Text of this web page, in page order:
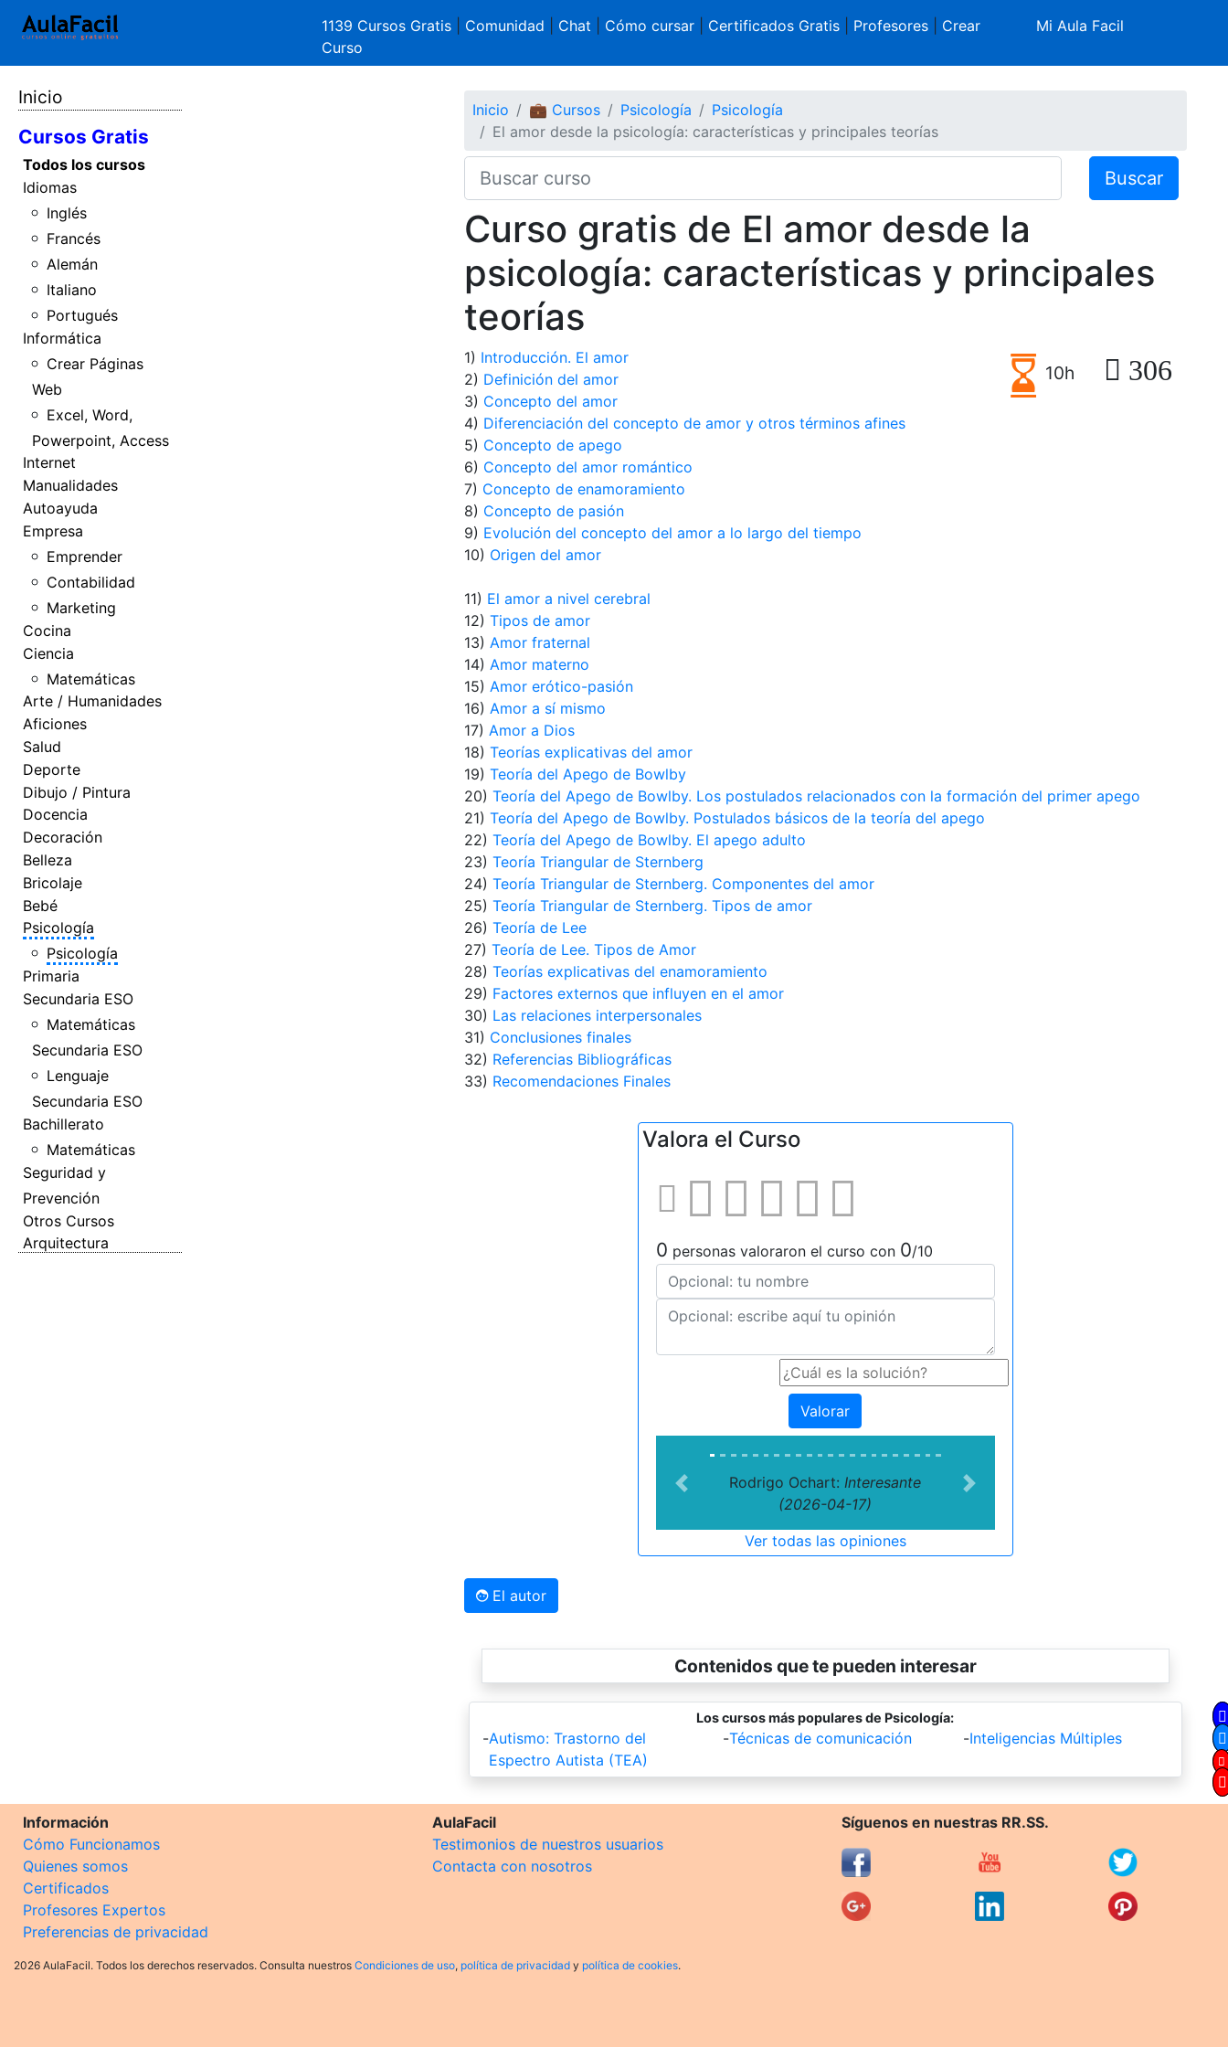
1139 Cursos Gratis Comunidad Chat Cómo cursar| Certificados Gratis| Profesores| Crear
Curso
Mi Aula Facil
Inicio
Cursos Gratis
Todos los cursos
Idiomas
Inglés
Francés
Alemán
Italiano
Portugués
Informática
Crear Páginas
Web
Excel, Word,
Powerpoint, Access
Internet
Manualidades
Autoayuda
Empresa
Emprender
Contabilidad
Marketing
Cocina
Ciencia
Matemáticas
Arte / Humanidades
Aficiones
Salud
Deporte
Dibujo / Pintura
Docencia
Decoración
Belleza
Bricolaje
Bebé
Psicología
Psicología
Primaria
Secundaria ESO
Matemáticas
Secundaria ESO
Lenguaje
Secundaria ESO
Bachillerato
Matemáticas
Seguridad y
Prevención
Otros Cursos
Arquitectura
Inicio 💼 Cursos Psicología
Psicología
El amor desde la psicología: características y principales teorías
Buscar
Curso gratis de El amor desde la
psicología: características y principales
teorías
10h 306
1) Introducción. El amor
2) Definición del amor
3) Concepto del amor
4) Diferenciación del concepto de amor y otros términos afines
5) Concepto de apego
6) Concepto del amor romántico
7) Concepto de enamoramiento
8) Concepto de pasión
9) Evolución del concepto del amor a lo largo del tiempo
10) Origen del amor
11) El amor a nivel cerebral
12) Tipos de amor
13) Amor fraternal
14) Amor materno
15) Amor erótico-pasión
16) Amor a sí mismo
17) Amor a Dios
18) Teorías explicativas del amor
19) Teoría del Apego de Bowlby
20) Teoría del Apego de Bowlby. Los postulados relacionados con la formación del primer apego
21) Teoría del Apego de Bowlby. Postulados básicos de la teoría del apego
22) Teoría del Apego de Bowlby. El apego adulto
23) Teoría Triangular de Sternberg
24) Teoría Triangular de Sternberg. Componentes del amor
25) Teoría Triangular de Sternberg. Tipos de amor
26) Teoría de Lee
27) Teoría de Lee. Tipos de Amor
28) Teorías explicativas del enamoramiento
29) Factores externos que influyen en el amor
30) Las relaciones interpersonales
31) Conclusiones finales
32) Referencias Bibliográficas
33) Recomendaciones Finales
Valora el Curso
0 personas valoraron el curso con 0/10
Valorar
Rodrigo Ochart:Interesante
(2026-04-17)
Previous Next
Ver todas las opiniones
El autor
Contenidos que te pueden interesar
Los cursos más populares de Psicología:
-Autismo: Trastorno del
Espectro Autista (TEA)
-Técnicas de comunicación -Inteligencias Múltiples
Información
Cómo Funcionamos
Quienes somos
Certificados
Profesores Expertos
Preferencias de privacidad
AulaFacil
Testimonios de nuestros usuarios
Contacta con nosotros
Síguenos en nuestras RR.SS.
2026 AulaFacil. Todos los derechos reservados. Consulta nuestros Condiciones de uso, política de privacidad y política de cookies.